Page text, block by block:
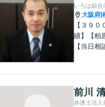
いろは綜合
大阪府
【３９
績】【柏
【当日
前川
弁護士法人